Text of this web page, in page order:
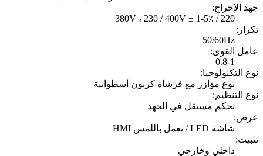
جهد الإخراج:
220 / 380V ، 230 / 400V ± 1-5٪
تكرار:
50/60Hz
عامل القوى:
0.8-1
نوع التكنولوجيا:
نوع مؤازر مع فرشاة كربون أسطوانية
نوع التنظيم:
تحكم مستقل في الجهد
عرض:
شاشة LED / تعمل باللمس HMI
تثبيت:
داخلي وخارجي